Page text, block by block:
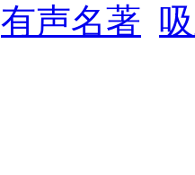
有声名著